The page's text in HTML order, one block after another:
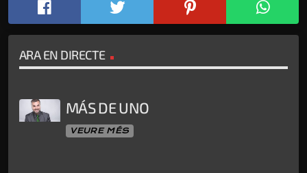
ARA EN DIRECTE
MÁS DE UNO
VEURE MÉS